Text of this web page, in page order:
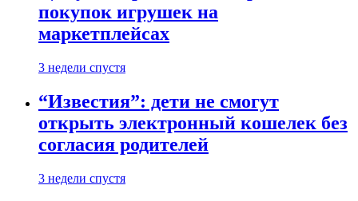
покупок игрушек на
маркетплейсах
3 недели спустя
“Известия”: дети не смогут
открыть электронный кошелек без
согласия родителей
3 недели спустя